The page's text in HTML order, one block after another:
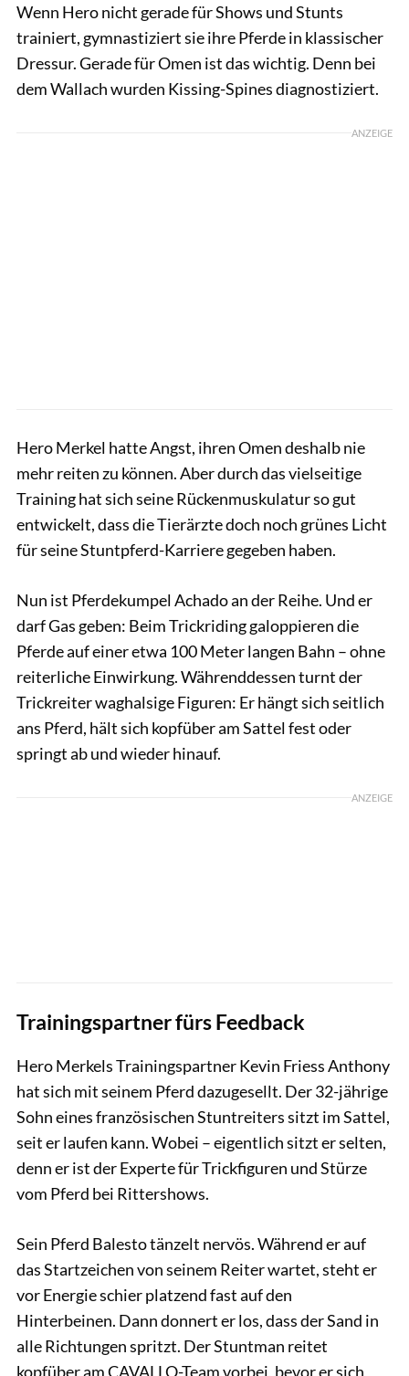
Wenn Hero nicht gerade für Shows und Stunts
trainiert, gymnastiziert sie ihre Pferde in klassischer
Dressur. Gerade für Omen ist das wichtig. Denn bei
dem Wallach wurden Kissing-Spines diagnostiziert.
ANZEIGE
Hero Merkel hatte Angst, ihren Omen deshalb nie
mehr reiten zu können. Aber durch das vielseitige
Training hat sich seine Rückenmuskulatur so gut
entwickelt, dass die Tierärzte doch noch grünes Licht
für seine Stuntpferd-Karriere gegeben haben.
Nun ist Pferdekumpel Achado an der Reihe. Und er
darf Gas geben: Beim Trickriding galoppieren die
Pferde auf einer etwa 100 Meter langen Bahn – ohne
reiterliche Einwirkung. Währenddessen turnt der
Trickreiter waghalsige Figuren: Er hängt sich seitlich
ans Pferd, hält sich kopfüber am Sattel fest oder
springt ab und wieder hinauf.
ANZEIGE
Trainingspartner fürs Feedback
Hero Merkels Trainingspartner Kevin Friess Anthony
hat sich mit seinem Pferd dazugesellt. Der 32-jährige
Sohn eines französischen Stuntreiters sitzt im Sattel,
seit er laufen kann. Wobei – eigentlich sitzt er selten,
denn er ist der Experte für Trickfiguren und Stürze
vom Pferd bei Rittershows.
Sein Pferd Balesto tänzelt nervös. Während er auf
das Startzeichen von seinem Reiter wartet, steht er
vor Energie schier platzend fast auf den
Hinterbeinen. Dann donnert er los, dass der Sand in
alle Richtungen spritzt. Der Stuntman reitet
kopfüber am CAVALLO-Team vorbei, bevor er sich